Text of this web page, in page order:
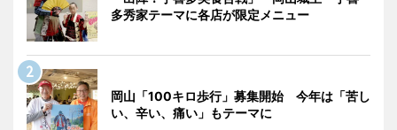
多秀家テーマに各店が限定メニュー
岡山「100キロ歩行」募集開始 今年は「苦し
い、辛い、痛い」もテーマに